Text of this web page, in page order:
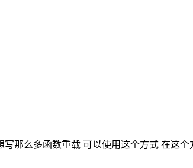
那么多函数重载 可以使用这个方式 在这